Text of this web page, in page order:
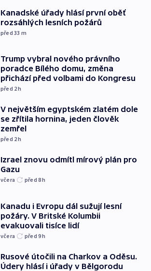
Kanadské úřady hlásí první oběť
rozsáhlých lesních požárů
před 33 m
Trump vybral nového právního
poradce Bílého domu, změna
přichází před volbami do Kongresu
před 2h
V největším egyptském zlatém dole
se zřítila hornina, jeden člověk
zemřel
před 2h
Izrael znovu odmítl mírový plán pro
Gazu
včera před 8h
Kanadu i Evropu dál sužují lesní
požáry. V Britské Kolumbii
evakuovali tisíce lidí
včera před 9h
Rusové útočili na Charkov a Oděsu.
Údery hlásí i úřady v Bělgorodu